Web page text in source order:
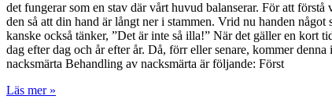
det fungerar som en stav där vårt huvud balanserar. För att
den så att din hand är långt ner i stammen. Vrid nu handen
kanske också tänker, ”Det är inte så illa!” När det gäller en kort
dag efter dag och år efter år. Då, förr eller senare, kommer
nacksmärta Behandling av nacksmärta är följande: Först
Läs mer »